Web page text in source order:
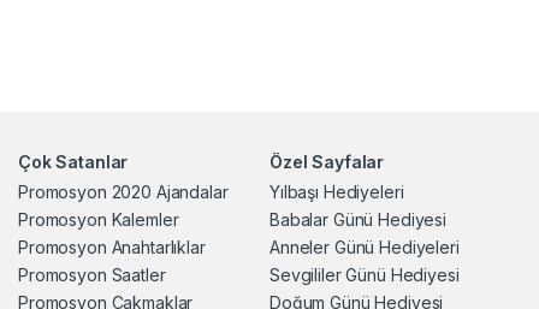
Çok Satanlar
Promosyon 2020 Ajandalar
Promosyon Kalemler
Promosyon Anahtarlıklar
Promosyon Saatler
Promosyon Çakmaklar
Özel Sayfalar
Yılbaşı Hediyeleri
Babalar Günü Hediyesi
Anneler Günü Hediyeleri
Sevgililer Günü Hediyesi
Doğum Günü Hediyesi